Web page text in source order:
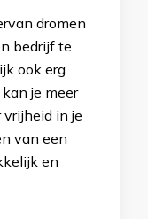
dromen
bedrijf te
ook erg
je meer
in je
van een
en